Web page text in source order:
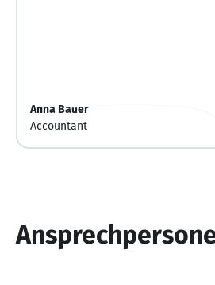
Anna Bauer
Accountant